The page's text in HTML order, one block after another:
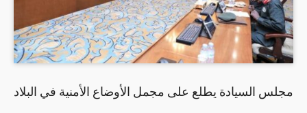
مجلس السيادة يطلع على مجمل الأوضاع الأمنية في البلاد